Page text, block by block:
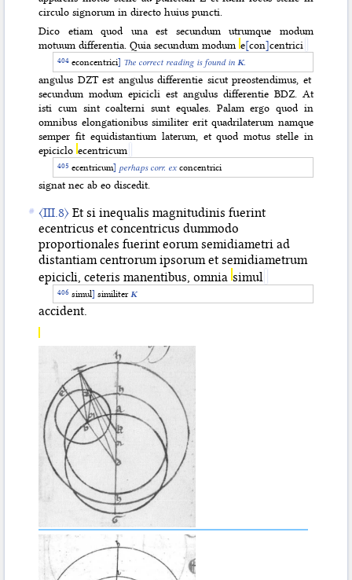
circulo signorum in directo huius puncti.
Dico etiam quod una est secundum utrumque modum
motuum differentia. Quia secundum modum e[con]centrici
econcentrici] The correct reading is found in K.
angulus DZT est angulus differentie sicut preostendimus, et
secundum modum epicicli est angulus differentie BDZ. At
isti cum sint coalterni sunt equales. Palam ergo quod in
omnibus elongationibus similiter erit quadrilaterum namque
semper fit equidistantium laterum, et quod motus stelle in
epiciclo ecentricum
ecentricum] perhaps corr. exconcentrici
signat nec ab eo discedit.
〈III.8〉 Et si inequalis magnitudinis fuerint
ecentricus et concentricus dummodo
proportionales fuerint eorum semidiametri ad
distantiam centrorum ipsorum et semidiametrum
epicicli, ceteris manentibus, omnia simul
simul] similiterK
accident.